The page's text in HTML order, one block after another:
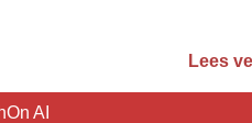
Lees
AI